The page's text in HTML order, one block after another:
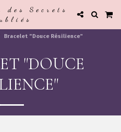
Secrets
Bracelet "Douce Résilience"
"DOUCE